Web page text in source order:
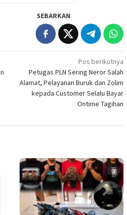
SEBARKAN
Pos berikutnya
Petugas PLN Sering Neror Salah
Alamat, Pelayanan Buruk dan Zolim
kepada Customer Selalu Bayar
Ontime Tagihan